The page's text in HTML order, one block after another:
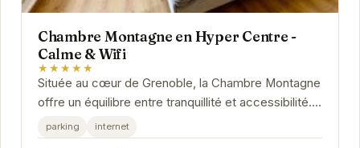
Chambre Montagne en Hyper Centre -
Calme & Wifi
★★★★★
Située au cœur de Grenoble, la Chambre Montagne
offre un équilibre entre tranquillité et accessibilité.
Son emplacement privilégié permet de...
parking internet